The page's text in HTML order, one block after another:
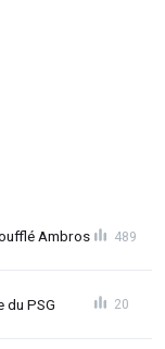
Ambros 489
du PSG 20